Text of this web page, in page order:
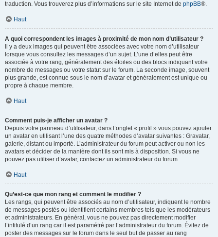
traduction. Vous trouverez plus d’informations sur le site Internet de phpBB®.
Haut
A quoi correspondent les images à proximité de mon nom d’utilisateur ?
Il y a deux images qui peuvent être associées avec votre nom d’utilisateur
lorsque vous consultez les messages d’un sujet. L’une d’elles peut être
associée à votre rang, généralement des étoiles ou des blocs indiquant votre
nombre de messages ou votre statut sur le forum. La seconde image, souvent
plus grande, est connue sous le nom d’avatar et généralement est unique ou
propre à chaque membre.
Haut
Comment puis-je afficher un avatar ?
Depuis votre panneau d’utilisateur, dans l’onglet « profil » vous pouvez ajouter
un avatar en utilisant l’une des quatre méthodes d’avatar suivantes : Gravatar,
galerie, distant ou importé. L’administrateur du forum peut activer ou non les
avatars et décider de la manière dont ils sont mis à disposition. Si vous ne
pouvez pas utiliser d’avatar, contactez un administrateur du forum.
Haut
Qu’est-ce que mon rang et comment le modifier ?
Les rangs, qui peuvent être associés au nom d’utilisateur, indiquent le nombre
de messages postés ou identifient certains membres tels que les modérateurs
et administrateurs. En général, vous ne pouvez pas directement modifier
l’intitulé d’un rang car il est paramétré par l’administrateur du forum. Évitez de
poster des messages sur le forum dans le seul but de passer au rang